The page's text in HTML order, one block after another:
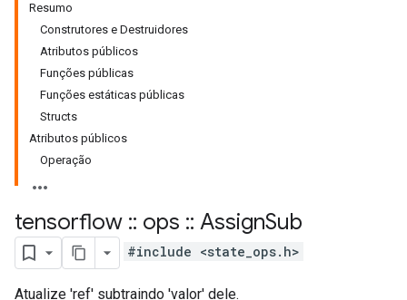
Resumo
Construtores e Destruidores
Atributos públicos
Funções públicas
Funções estáticas públicas
Structs
Atributos públicos
Operação
tensorflow :: ops :: AssignSub
#include <state_ops.h>
Atualize 'ref' subtraindo 'valor' dele.